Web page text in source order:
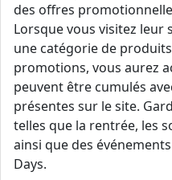
des offres
Lorsque vous visitez leur
une catégorie de
promotions, vous aurez
peuvent être cumulés
présentes sur le site.
telles que la rentrée, les
ainsi que des
Days.